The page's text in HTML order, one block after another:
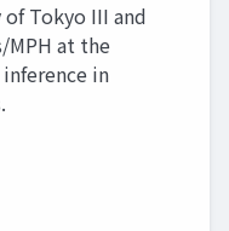
Tokyo III and
MPH at the
in